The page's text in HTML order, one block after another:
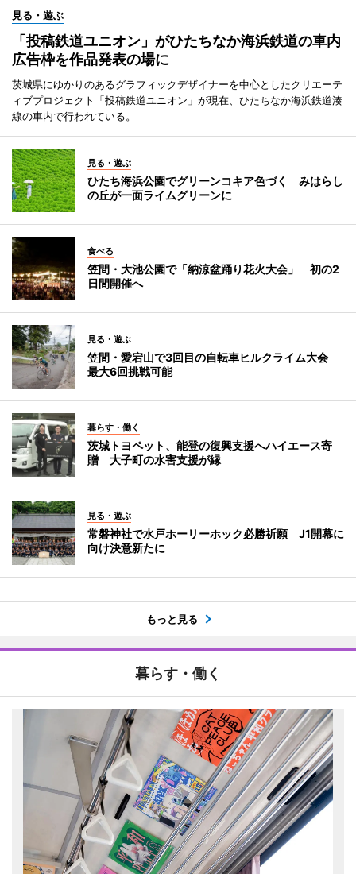
見る・遊ぶ
「投稿鉄道ユニオン」がひたちなか海浜鉄道の車内
広告枠を作品発表の場に
茨城県にゆかりのあるグラフィックデザイナーを中心としたクリエーテ
ィブプロジェクト「投稿鉄道ユニオン」が現在、ひたちなか海浜鉄道湊
線の車内で行われている。
見る・遊ぶ
ひたち海浜公園でグリーンコキア色づく みはらし
の丘が一面ライムグリーンに
食べる
笠間・大池公園で「納涼盆踊り花火大会」 初の2
日間開催へ
見る・遊ぶ
笠間・愛宕山で3回目の自転車ヒルクライム大会
最大6回挑戦可能
暮らす・働く
茨城トヨペット、能登の復興支援へハイエース寄
贈 大子町の水害支援が縁
見る・遊ぶ
常磐神社で水戸ホーリーホック必勝祈願 J1開幕に
向け決意新たに
もっと見る
暮らす・働く